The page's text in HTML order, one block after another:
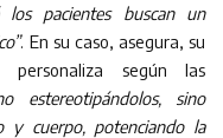
pacientes buscan un
. En su caso, asegura, su
según las
estereotipándolos, sino
y cuerpo, potenciando la